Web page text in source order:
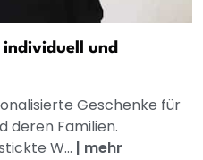
und
Geschenke für
deren Familien.
W... | mehr